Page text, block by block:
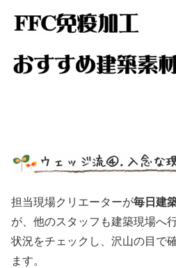
担当現場クリエーターが毎日建
が、他のスタッフも建築現場へ
状況をチェックし、沢山の目で
ます。